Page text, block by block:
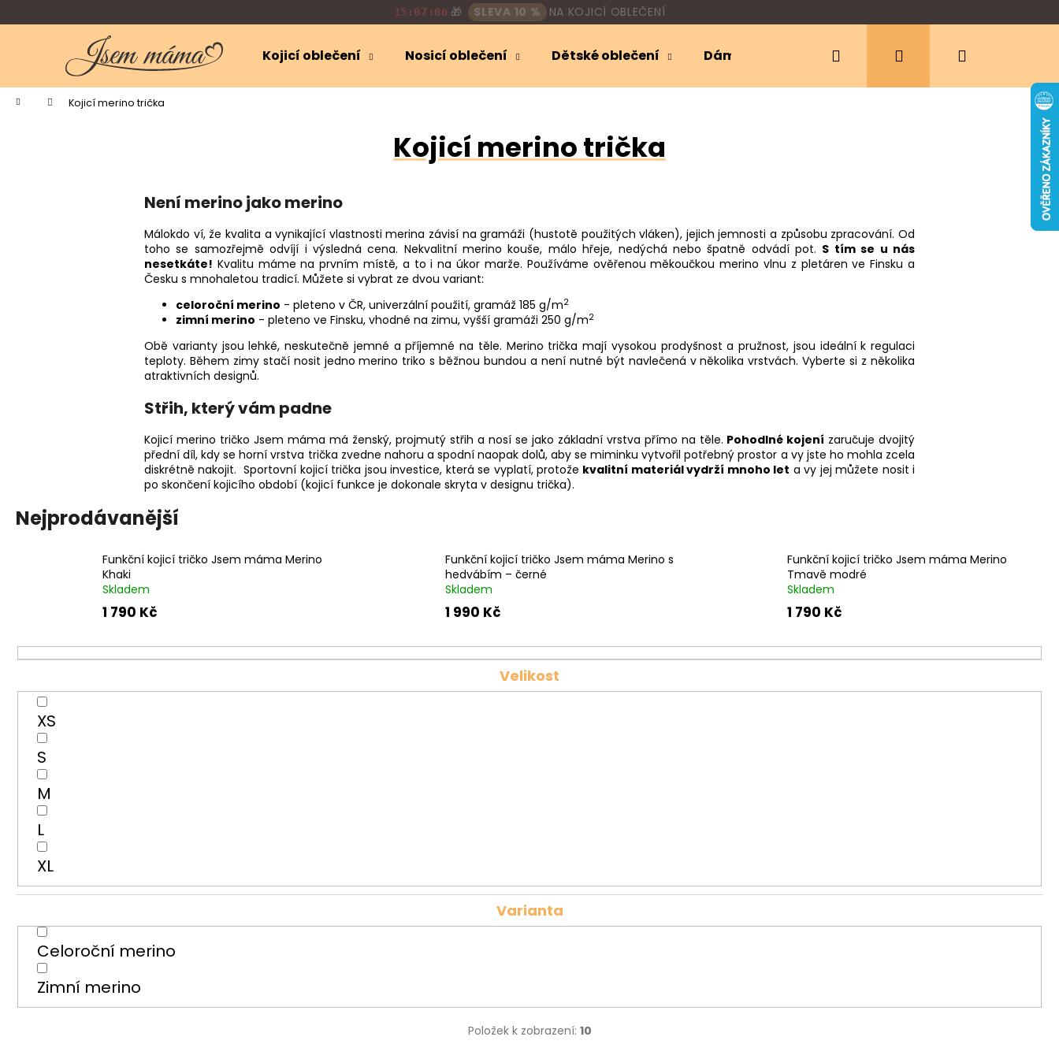
na
15:07:04 🎁 SLEVA 10 % NA KOJICÍ OBLEČENÍ
Kojicí oblečení Nosicí oblečení Dětské oblečení Dámské oblečení Ergonomická nosítka
Hledat PřihlášeníNákupní
Domů Kojicí merino trička
Kojicí merino trička
Není merino jako merino
Málokdo ví, že kvalita a vynikající vlastnosti merina závisí na gramáži (hustotě použitých vláken), jejich jemnosti a způsobu zpracování. Od
toho se samozřejmě odvíjí i výsledná cena. Nekvalitní merino kouše, málo hřeje, nedýchá nebo špatně odvádí pot. S tím se u nás
nesetkáte! Kvalitu máme na prvním místě, a to i na úkor marže. Používáme ověřenou měkoučkou merino vlnu z pletáren ve Finsku a
Česku s mnohaletou tradicí. Můžete si vybrat ze dvou variant:
celoroční merino - pleteno v ČR, univerzální použití, gramáž 185 g/m2
zimní merino - pleteno ve Finsku, vhodné na zimu, vyšší gramáži 250 g/m2
Obě varianty jsou lehké, neskutečně jemné a příjemné na těle. Merino trička mají vysokou prodyšnost a pružnost, jsou ideální k regulaci
teploty. Během zimy stačí nosit jedno merino triko s běžnou bundou a není nutné být navlečená v několika vrstvách. Vyberte si z několika
atraktivních designů.
Střih, který vám padne
Kojicí merino tričko Jsem máma má ženský, projmutý střih a nosí se jako základní vrstva přímo na těle. Pohodlné kojení zaručuje dvojitý
přední díl, kdy se horní vrstva trička zvedne nahoru a spodní naopak dolů, aby se miminku vytvořil potřebný prostor a vy jste ho mohla zcela
diskrétně nakojit. Sportovní kojicí trička jsou investice, která se vyplatí, protože kvalitní materiál vydrží mnoho let a vy jej můžete nosit i
po skončení kojicího období (kojicí funkce je dokonale skryta v designu trička).
Nejprodávanější
Funkční kojicí tričko Jsem máma Merino
Khaki
Skladem
1 790 Kč
Funkční kojicí tričko Jsem máma Merino s
hedvábím – černé
Skladem
1 990 Kč
Funkční kojicí tričko Jsem máma Merino
Tmavě modré
Skladem
1 790 Kč
Velikost
XS
S
M
L
XL
Varianta
Celoroční merino
Zimní merino
Položek k zobrazení: 10
o
k
obchodu
obchodu
Co potřebujete najít?
HLEDAT